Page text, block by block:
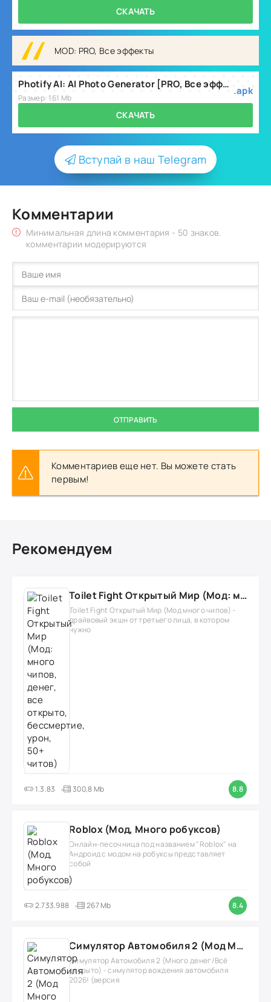
СКАЧАТЬ
MOD: PRO, Все эффекты
Photify AI: AI Photo Generator [PRO, Все эффекты] v3.0.18
Размер: 161 Mb
.apk
СКАЧАТЬ
Вступай в наш Telegram
Комментарии
Минимальная длина комментария - 50 знаков.
комментарии модерируются
ОТПРАВИТЬ
Комментариев еще нет. Вы можете стать
первым!
Рекомендуем
Toilet Fight Открытый Мир (Мод: много чипов, денег, все открыто, бессмертие, урон, 50+ читов)
Toilet Fight Открытый Мир (Мод много чипов) -
драйвовый экшн от третьего лица, в котором
нужно
1.3.83 300,8 Mb 8.8
Roblox (Мод, Много робуксов)
Онлайн-песочница под названием "Roblox" на
Андроид с модом на робуксы представляет
собой
2.733.988 267 Mb 8.4
Симулятор Автомобиля 2 (Мод Много денег/Всё открыто)
Симулятор Автомобиля 2 (Много денег/Всё
открыто) - симулятор вождения автомобиля
2026! (версия